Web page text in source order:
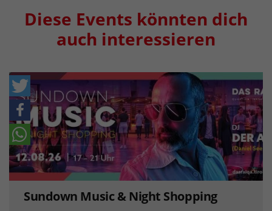
Diese Events könnten dich
auch interessieren
Sundown Music & Night Shopping